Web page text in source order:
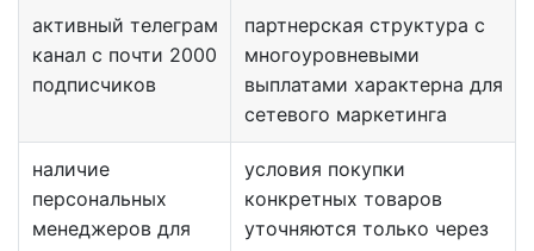
активный телеграм
канал с почти 2000
подписчиков
партнерская структура с
многоуровневыми
выплатами характерна для
сетевого маркетинга
наличие
персональных
менеджеров для
условия покупки
конкретных товаров
уточняются только через